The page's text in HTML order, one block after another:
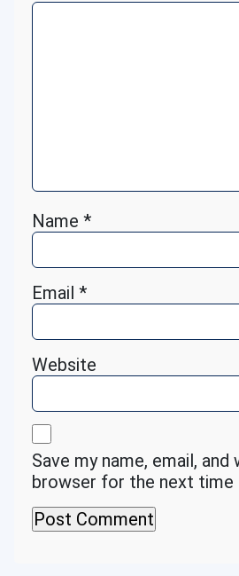
Name *
Email *
Website
Save my name, email,
browser for the next time